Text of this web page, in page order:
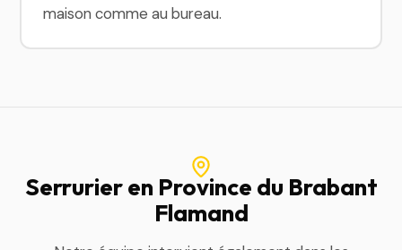
maison comme au bureau.
Serrurier en Province du Brabant
Flamand